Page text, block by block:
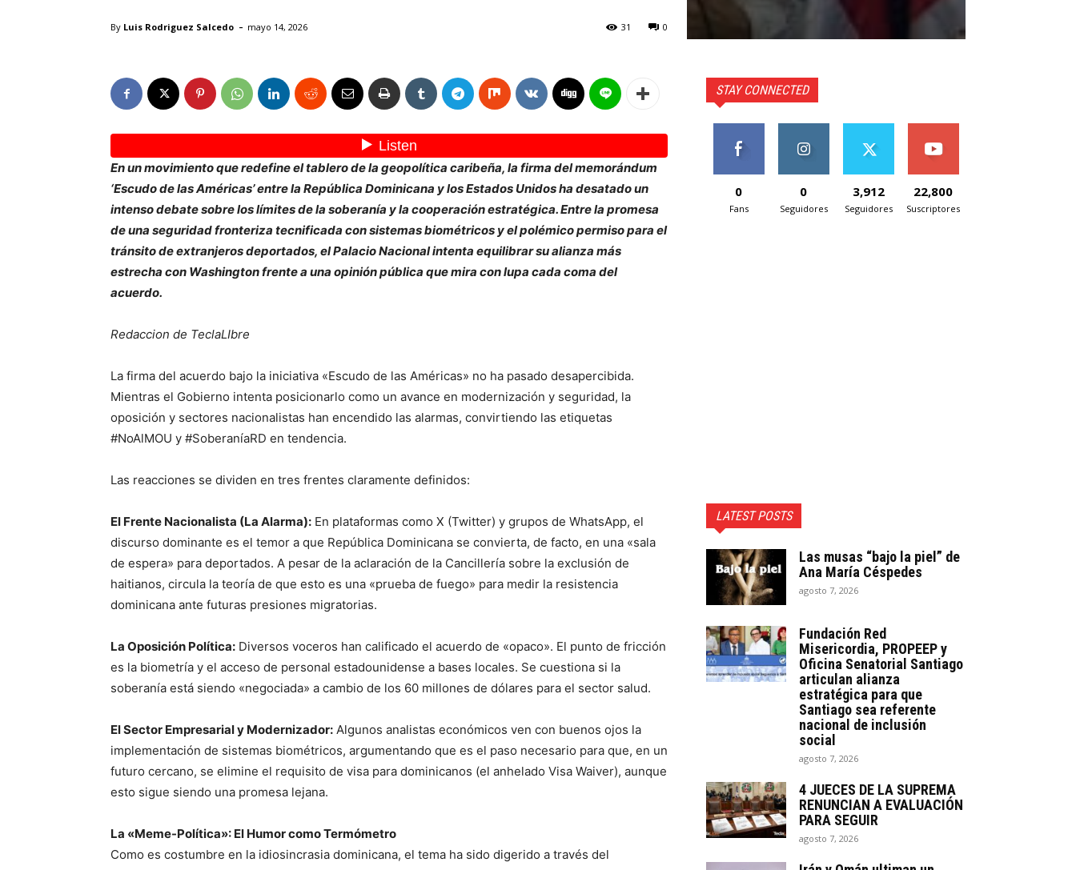
By Luis Rodriguez Salcedo - mayo 14, 2026 0
31
En un movimiento que redefine el tablero de la geopolítica caribeña, la firma del memorándum
‘Escudo de las Américas’ entre la República Dominicana y los Estados Unidos ha desatado un
intenso debate sobre los límites de la soberanía y la cooperación estratégica. Entre la promesa
de una seguridad fronteriza tecnificada con sistemas biométricos y el polémico permiso para el
tránsito de extranjeros deportados, el Palacio Nacional intenta equilibrar su alianza más
estrecha con Washington frente a una opinión pública que mira con lupa cada coma del
acuerdo.
Redaccion de TeclaLIbre
La firma del acuerdo bajo la iniciativa «Escudo de las Américas» no ha pasado desapercibida.
Mientras el Gobierno intenta posicionarlo como un avance en modernización y seguridad, la
oposición y sectores nacionalistas han encendido las alarmas, convirtiendo las etiquetas
#NoAlMOU y #SoberaníaRD en tendencia.
Las reacciones se dividen en tres frentes claramente definidos:
El Frente Nacionalista (La Alarma): En plataformas como X (Twitter) y grupos de WhatsApp, el
discurso dominante es el temor a que República Dominicana se convierta, de facto, en una «sala
de espera» para deportados. A pesar de la aclaración de la Cancillería sobre la exclusión de
haitianos, circula la teoría de que esto es una «prueba de fuego» para medir la resistencia
dominicana ante futuras presiones migratorias.
La Oposición Política: Diversos voceros han calificado el acuerdo de «opaco». El punto de fricción
es la biometría y el acceso de personal estadounidense a bases locales. Se cuestiona si la
soberanía está siendo «negociada» a cambio de los 60 millones de dólares para el sector salud.
El Sector Empresarial y Modernizador: Algunos analistas económicos ven con buenos ojos la
implementación de sistemas biométricos, argumentando que es el paso necesario para que, en un
futuro cercano, se elimine el requisito de visa para dominicanos (el anhelado Visa Waiver), aunque
esto sigue siendo una promesa lejana.
La «Meme-Política»: El Humor como Termómetro
Como es costumbre en la idiosincrasia dominicana, el tema ha sido digerido a través del
STAY CONNECTED
0
Fans
0
Seguidores
3,912
Seguidores
22,800
Suscriptores
LATEST POSTS
Las musas “bajo la piel” de
Ana María Céspedes
agosto 7, 2026
Fundación Red
Misericordia, PROPEEP y
Oficina Senatorial Santiago
articulan alianza
estratégica para que
Santiago sea referente
nacional de inclusión
social
agosto 7, 2026
4 JUECES DE LA SUPREMA
RENUNCIAN A EVALUACIÓN
PARA SEGUIR
agosto 7, 2026